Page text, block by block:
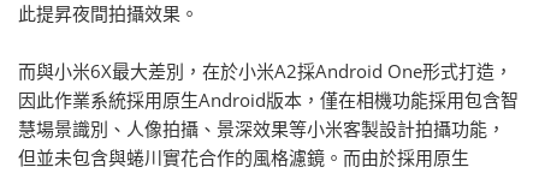
此提昇夜間拍攝效果。
而與小米6X最大差別，在於小米A2採Android One形式打造，
因此作業系統採用原生Android版本，僅在相機功能採用包含智
慧場景識別、人像拍攝、景深效果等小米客製設計拍攝功能，
但並未包含與蜷川實花合作的風格濾鏡。而由於採用原生